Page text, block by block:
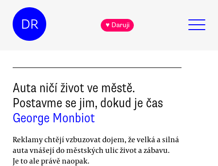
DR ♥ Daruji
Auta ničí život ve městě.
Postavme se jim, dokud je čas
George Monbiot
Reklamy chtějí vzbuzovat dojem, že velká a silná
auta vnášejí do městských ulic život a zábavu.
Je to ale právě naopak.